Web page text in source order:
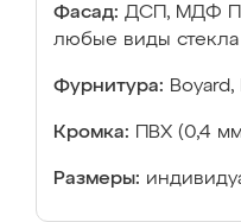
Фасад: ДСП, МДФ
любые виды стекла
Фурнитура: Boyard,
Кромка: ПВХ (0,4
Размеры: